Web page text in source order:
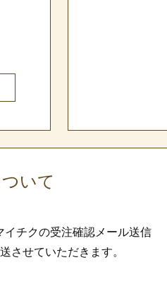
いて
チクの受注確認メール送信
させていただきます。